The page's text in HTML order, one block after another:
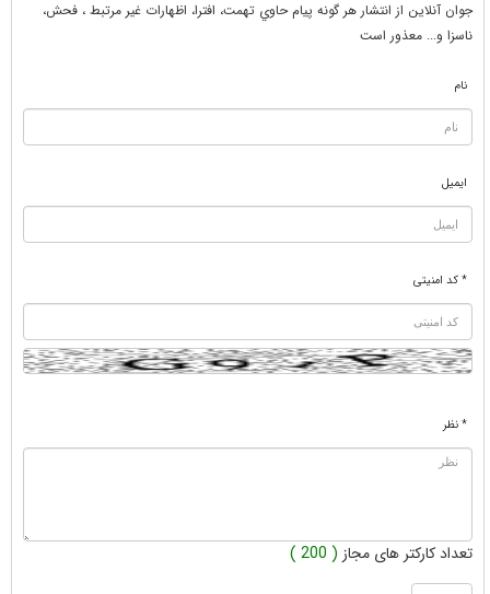
جوان آنلاين از انتشار هر گونه پيام حاوي تهمت، افترا، اظهارات غير مرتبط ، فحش،
ناسزا و... معذور است
نام
ایمیل
* کد امنیتی
* نظر
تعداد کارکتر های مجاز ( 200 )